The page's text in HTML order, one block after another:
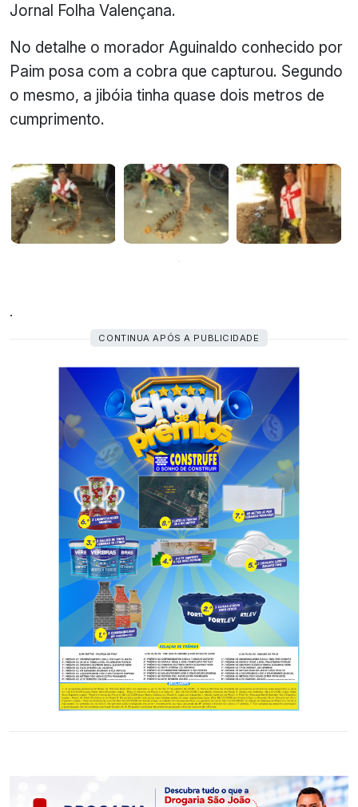
Jornal Folha Valençana.
No detalhe o morador Aguinaldo conhecido por
Paim posa com a cobra que capturou. Segundo
o mesmo, a jibóia tinha quase dois metros de
cumprimento.
.
CONTINUA APÓS A PUBLICIDADE